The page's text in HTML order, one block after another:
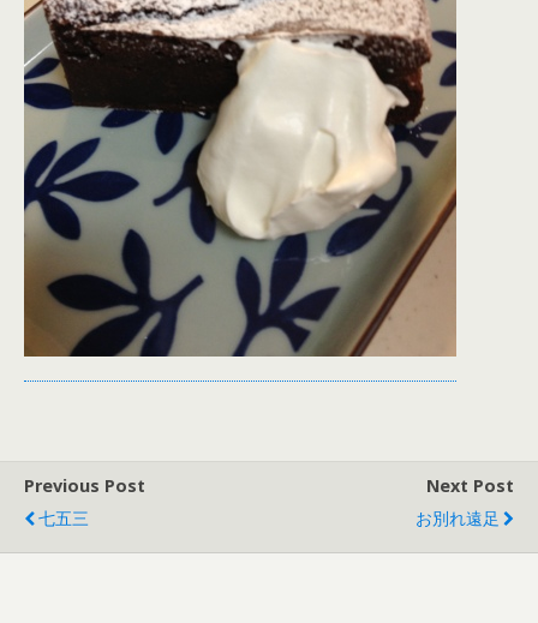
Previous Post
七五三
Next Post
お別れ遠足